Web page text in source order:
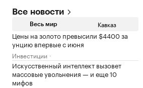
Все новости
Весь мир Кавказ
Цены на золото превысили $4400 за
унцию впервые с июня
Инвестиции
Искусственный интеллект вызовет
массовые увольнения — и еще 10
мифов